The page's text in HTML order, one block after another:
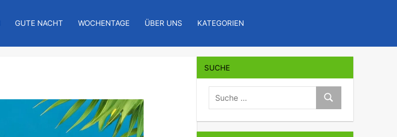
GUTE NACHT WOCHENTAGE ÜBER UNS KATEGORIEN
SUCHE
suche:
Suche